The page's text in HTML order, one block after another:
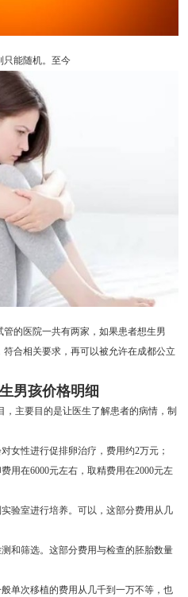
只能随机。至今
的医院一共有两家，如果患者想生男
合相关要求，再可以被允许在成都公立
男孩价格明细
，主要目的是让医生了解患者的病情，制
女性进行促排卵治疗，费用约2万元；
用在6000元左右，取精费用在2000元左
验室进行培养。可以，这部分费用从几
和筛选。这部分费用与检查的胚胎数量
单次移植的费用从几千到一万不等，也